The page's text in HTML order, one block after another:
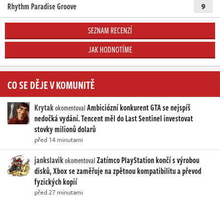
Rhythm Paradise Groove 9
SEZNAM RECENZÍ
JAK HODNOTÍME
CO SE DĚJE V KOMUNITĚ
KrytakokomentovalAmbiciózní konkurent GTA se nejspíš
nedočká vydání. Tencent měl do Last Sentinel investovat
stovky milionů dolarů
před 14 minutami
jankslavikokomentovalZatímco PlayStation končí s výrobou
disků, Xbox se zaměřuje na zpětnou kompatibilitu a převod
fyzických kopií
před 27 minutami